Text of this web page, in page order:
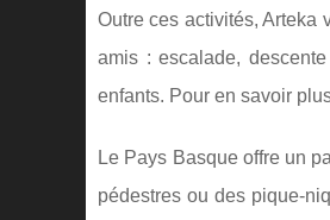
Outre ces activités, Arteka
amis : escalade,
enfants. Pour en savoir
Le Pays Basque offre un
pédestres ou des pique-